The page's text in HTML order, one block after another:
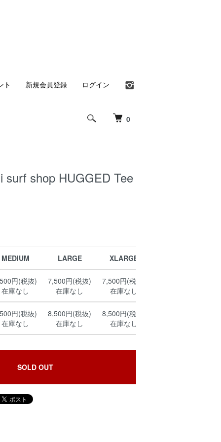
0
ト 新規会員登録 ログイン
surf shop HUGGED Tee
MEDIUM LARGE XLARGE
円(税抜)
在庫なし
7,500円(税抜)
在庫なし
7,500円(税抜)
在庫なし
円(税抜)
在庫なし
8,500円(税抜)
在庫なし
8,500円(税抜)
在庫なし
SOLD OUT